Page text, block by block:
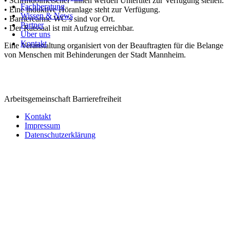
Fachberatung
Wissen & News
Partner
Über uns
Kontakt
Fachberatung
Wissen & News
Partner
Über uns
Kontakt
• Eine induktive Höranlage steht zur Verfügung.
• Barrierearme WC’s sind vor Ort.
• Der Ratssaal ist mit Aufzug erreichbar.
Eine Veranstaltung organisiert von der Beauftragten für die Belange
von Menschen mit Behinderungen der Stadt Mannheim.
Arbeitsgemeinschaft Barrierefreiheit
Kontakt
Impressum
Datenschutzerklärung